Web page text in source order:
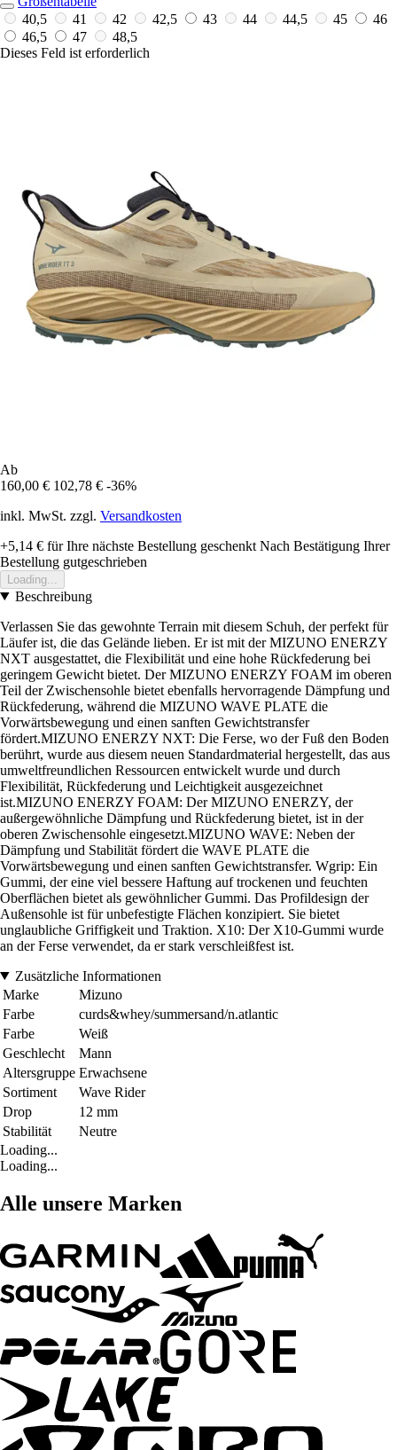
40,5
41 42 42,5 43 44 44,5 45
46
46,5
47
48,5
Dieses Feld ist erforderlich
Ab
160,00 € 102,78 € -36%
inkl. MwSt. zzgl. Versandkosten
+5,14 € für Ihre nächste Bestellung geschenkt Nach Bestätigung Ihrer
Bestellung gutgeschrieben
Loading...
Beschreibung
Verlassen Sie das gewohnte Terrain mit diesem Schuh, der perfekt für
Läufer ist, die das Gelände lieben. Er ist mit der MIZUNO ENERZY
NXT ausgestattet, die Flexibilität und eine hohe Rückfederung bei
geringem Gewicht bietet. Der MIZUNO ENERZY FOAM im oberen
Teil der Zwischensohle bietet ebenfalls hervorragende Dämpfung und
Rückfederung, während die MIZUNO WAVE PLATE die
Vorwärtsbewegung und einen sanften Gewichtstransfer
fördert.MIZUNO ENERZY NXT: Die Ferse, wo der Fuß den Boden
berührt, wurde aus diesem neuen Standardmaterial hergestellt, das aus
umweltfreundlichen Ressourcen entwickelt wurde und durch
Flexibilität, Rückfederung und Leichtigkeit ausgezeichnet
ist.MIZUNO ENERZY FOAM: Der MIZUNO ENERZY, der
außergewöhnliche Dämpfung und Rückfederung bietet, ist in der
oberen Zwischensohle eingesetzt.MIZUNO WAVE: Neben der
Dämpfung und Stabilität fördert die WAVE PLATE die
Vorwärtsbewegung und einen sanften Gewichtstransfer. Wgrip: Ein
Gummi, der eine viel bessere Haftung auf trockenen und feuchten
Oberflächen bietet als gewöhnlicher Gummi. Das Profildesign der
Außensohle ist für unbefestigte Flächen konzipiert. Sie bietet
unglaubliche Griffigkeit und Traktion. X10: Der X10-Gummi wurde
an der Ferse verwendet, da er stark verschleißfest ist.
Zusätzliche Informationen
Marke
Mizuno
Farbe
curds&whey/summersand/n.atlantic
Farbe
Weiß
Geschlecht
Mann
Altersgruppe Erwachsene
Sortiment
Wave Rider
Drop
12 mm
Stabilität
Neutre
Loading...
Loading...
Alle unsere Marken